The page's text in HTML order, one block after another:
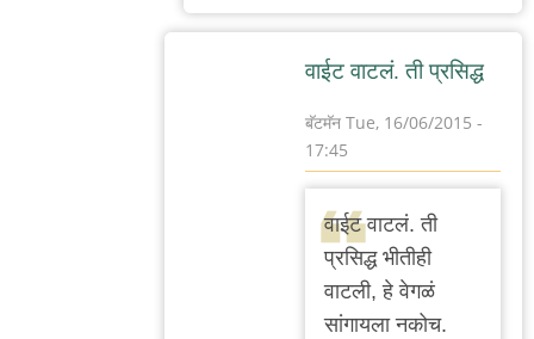
वाईट वाटलं. ती प्रसिद्ध
बॅटमॅन Tue, 16/06/2015 -
17:45
In
reply
to
वाचून
खेद
वाईट वाटलं. ती
प्रसिद्ध भीतीही
वाटली, हे वेगळं
सांगायला नकोच.